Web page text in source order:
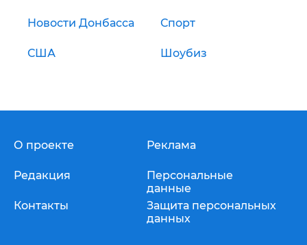
Новости Донбасса Спорт
США Шоубиз
О проекте
Редакция
Контакты
Реклама
Персональные
данные
Защита персональных
данных